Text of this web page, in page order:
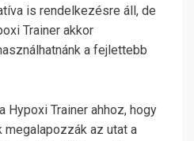
is rendelkezésre áll, de
Trainer akkor
a fejlettebb
Trainer ahhoz, hogy
az utat a